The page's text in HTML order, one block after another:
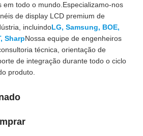
em todo o mundo.Especializamo-nos
de display LCD premium de
incluindoLG, Samsung, BOE,
SharpNossa equipe de engenheiros
técnica, orientação de
de integração durante todo o ciclo
produto.